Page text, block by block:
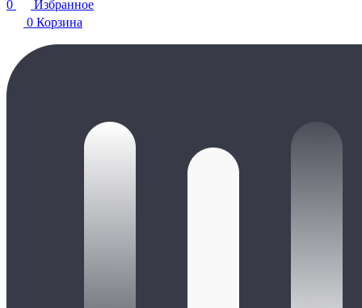
0
Избранное
0 Корзина